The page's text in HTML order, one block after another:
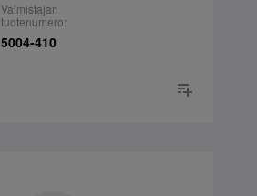
Valmistajan
tuotenumero:
5004-410